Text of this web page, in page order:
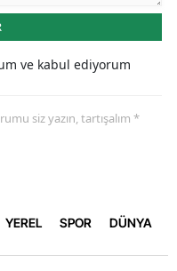
ve kabul ediyorum
siz yazın, tartışalım *
YEREL SPOR DÜNYA